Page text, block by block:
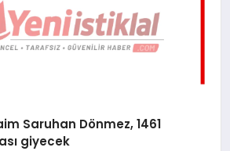
Saruhan Dönmez, 1461
giyecek